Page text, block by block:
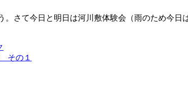
。さて今日と明日は河川敷体験会（雨のため今
その１